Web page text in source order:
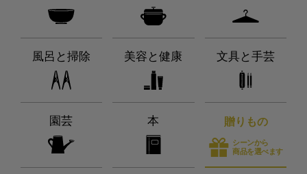
風呂と掃除 美容と健康 文具と手芸
園芸 本 贈りもの
シーンから
商品を選べます